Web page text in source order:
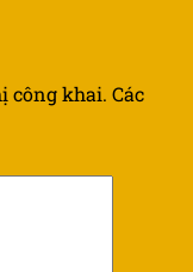
công khai. Các